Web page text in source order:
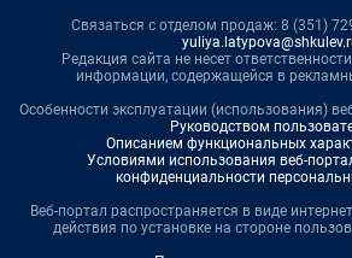
Связаться с отделом продаж: 8 (351)
Редакция сайта не несет
информации, содержащейся в
Особенности эксплуатации (использования)
Руководством
Описанием функциональных
Условиями использования веб-
конфиденциальности
Веб-портал распространяется в виде
действия по установке на стороне